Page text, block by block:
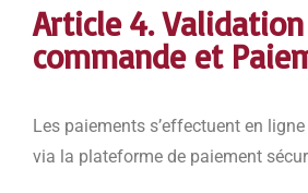
Article 4.
commande et
Les paiements s’effectuent en
via la plateforme de paiement